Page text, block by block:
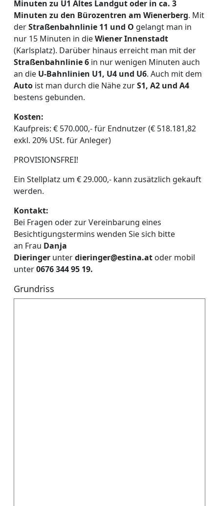
Minuten zu U1 Altes Landgut oder in ca. 3
Minuten zu den Bürozentren am Wienerberg. Mit
derStraßenbahnlinie 11 und O gelangt man in
nur 15 Minuten in dieWiener Innenstadt
(Karlsplatz). Darüber hinaus erreicht man mit der
Straßenbahnlinie 6 in nur wenigen Minuten auch
an die U-Bahnlinien U1, U4 und U6. Auch mit dem
Auto ist man durch die Nähe zurS1, A2 und A4
bestens gebunden.
Kosten:
Kaufpreis: € 570.000,- für Endnutzer (€ 518.181,82
exkl. 20% USt. für Anleger)
PROVISIONSFREI!
Ein Stellplatz um € 29.000,- kann zusätzlich gekauft
werden.
Kontakt:
Bei Fragen oder zur Vereinbarung eines
Besichtigungstermins wenden Sie sich bitte
an Frau Danja
Dieringer unterdieringer@estina.at oder mobil
unter0676 344 95 19.
Grundriss